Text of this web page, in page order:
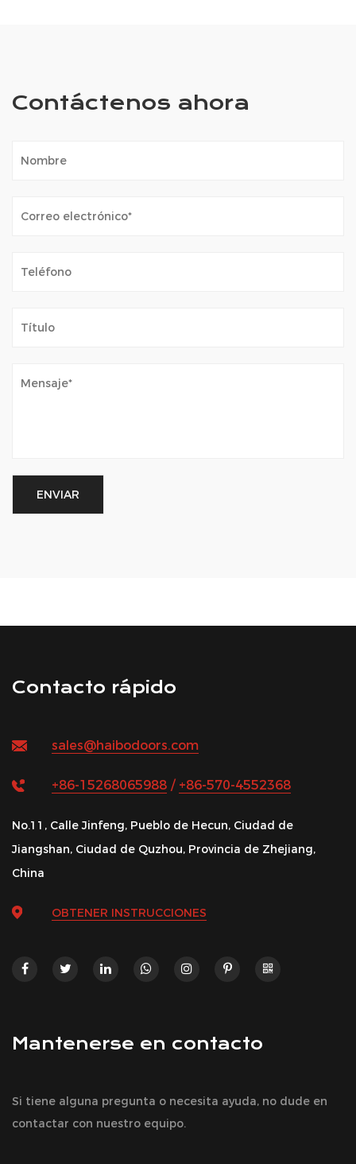
Contáctenos ahora
Contacto rápido
sales@haibodoors.com
+86-15268065988 / +86-570-4552368
No.11, Calle Jinfeng, Pueblo de Hecun, Ciudad de
Jiangshan, Ciudad de Quzhou, Provincia de Zhejiang,
China
OBTENER INSTRUCCIONES
Mantenerse en contacto
Si tiene alguna pregunta o necesita ayuda, no dude en
contactar con nuestro equipo.